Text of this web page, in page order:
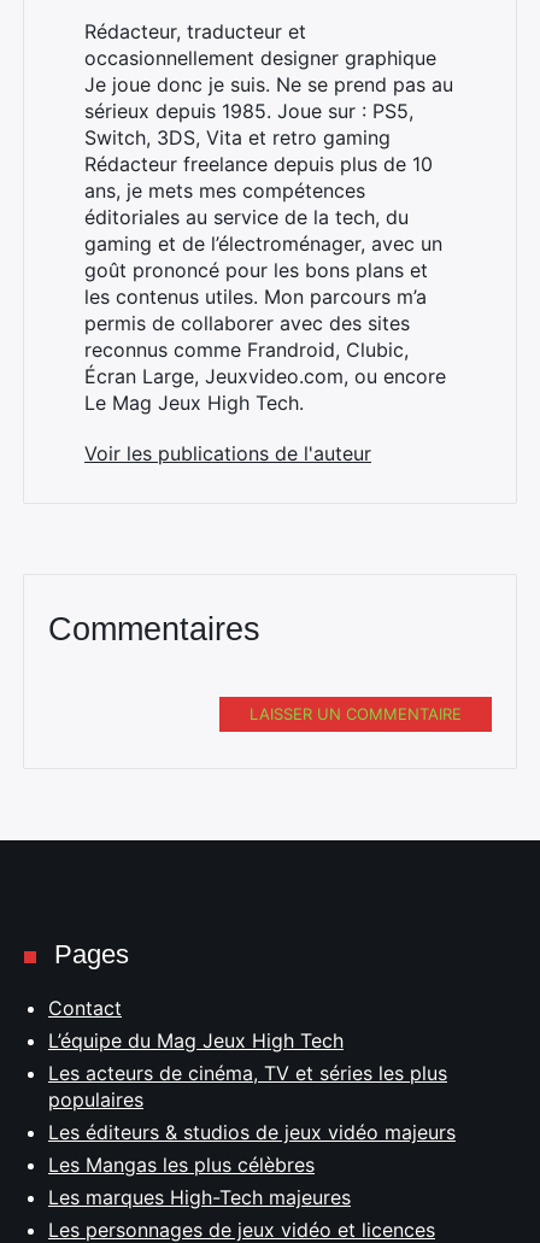
Rédacteur, traducteur et
occasionnellement designer graphique
Je joue donc je suis. Ne se prend pas au
sérieux depuis 1985. Joue sur : PS5,
Switch, 3DS, Vita et retro gaming
Rédacteur freelance depuis plus de 10
ans, je mets mes compétences
éditoriales au service de la tech, du
gaming et de l’électroménager, avec un
goût prononcé pour les bons plans et
les contenus utiles. Mon parcours m’a
permis de collaborer avec des sites
reconnus comme Frandroid, Clubic,
Écran Large, Jeuxvideo.com, ou encore
Le Mag Jeux High Tech.
Voir les publications de l'auteur
Commentaires
LAISSER UN COMMENTAIRE
Pages
Contact
L’équipe du Mag Jeux High Tech
Les acteurs de cinéma, TV et séries les plus
populaires
Les éditeurs & studios de jeux vidéo majeurs
Les Mangas les plus célèbres
Les marques High-Tech majeures
Les personnages de jeux vidéo et licences